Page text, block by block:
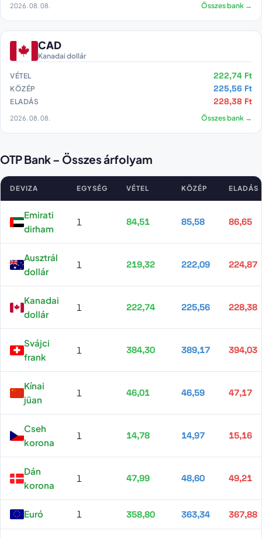
2026. 08. 08. Összes bank →
CAD
Kanadai dollár
VÉTEL 222,74 Ft
KÖZÉP 225,56 Ft
ELADÁS 228,38 Ft
2026. 08. 08. Összes bank →
OTP Bank – Összes árfolyam
DEVIZA EGYSÉG VÉTEL KÖZÉP ELADÁS
Emirati
dirham
1 84,51 85,58 86,65
Ausztrál
dollár
1 219,32 222,09 224,87
Kanadai
dollár
1 222,74 225,56 228,38
Svájci
frank
1 384,30 389,17 394,03
Kínai
jüan
1 46,01 46,59 47,17
Cseh
korona
1 14,78 14,97 15,16
Dán
korona
1 47,99 48,60 49,21
Euró 1 358,80 363,34 367,88